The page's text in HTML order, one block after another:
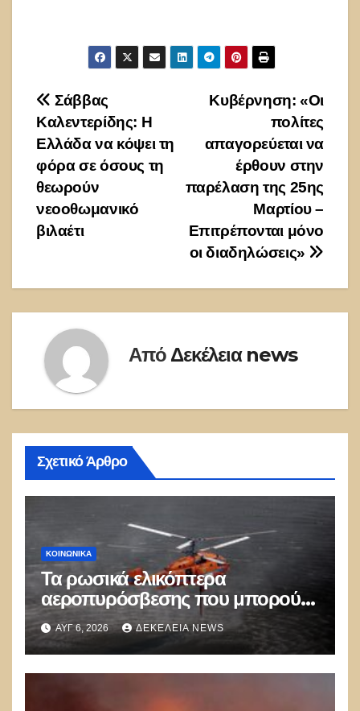
Πλοήγηση
άρθρων
Κυβέρνηση: «Οι
πολίτες
απαγορεύεται να
έρθουν στην
παρέλαση της 25ης
Μαρτίου –
Επιτρέπονται μόνο
οι διαδηλώσεις»
Σάββας
Καλεντερίδης: Η
Ελλάδα να κόψει τη
φόρα σε όσους τη
θεωρούν
νεοοθωμανικό
βιλαέτι
Από Δεκέλεια news
Σχετικό Άρθρο
ΚΟΙΝΩΝΙΚΑ
Τα ρωσικά ελικόπτερα
αεροπυρόσβεσης που μπορούν
να ρίχνουν 5 τόνους νερού με 8
μποφόρ
ΑΥΓ 6, 2026 ΔΕΚΈΛΕΙΑ NEWS